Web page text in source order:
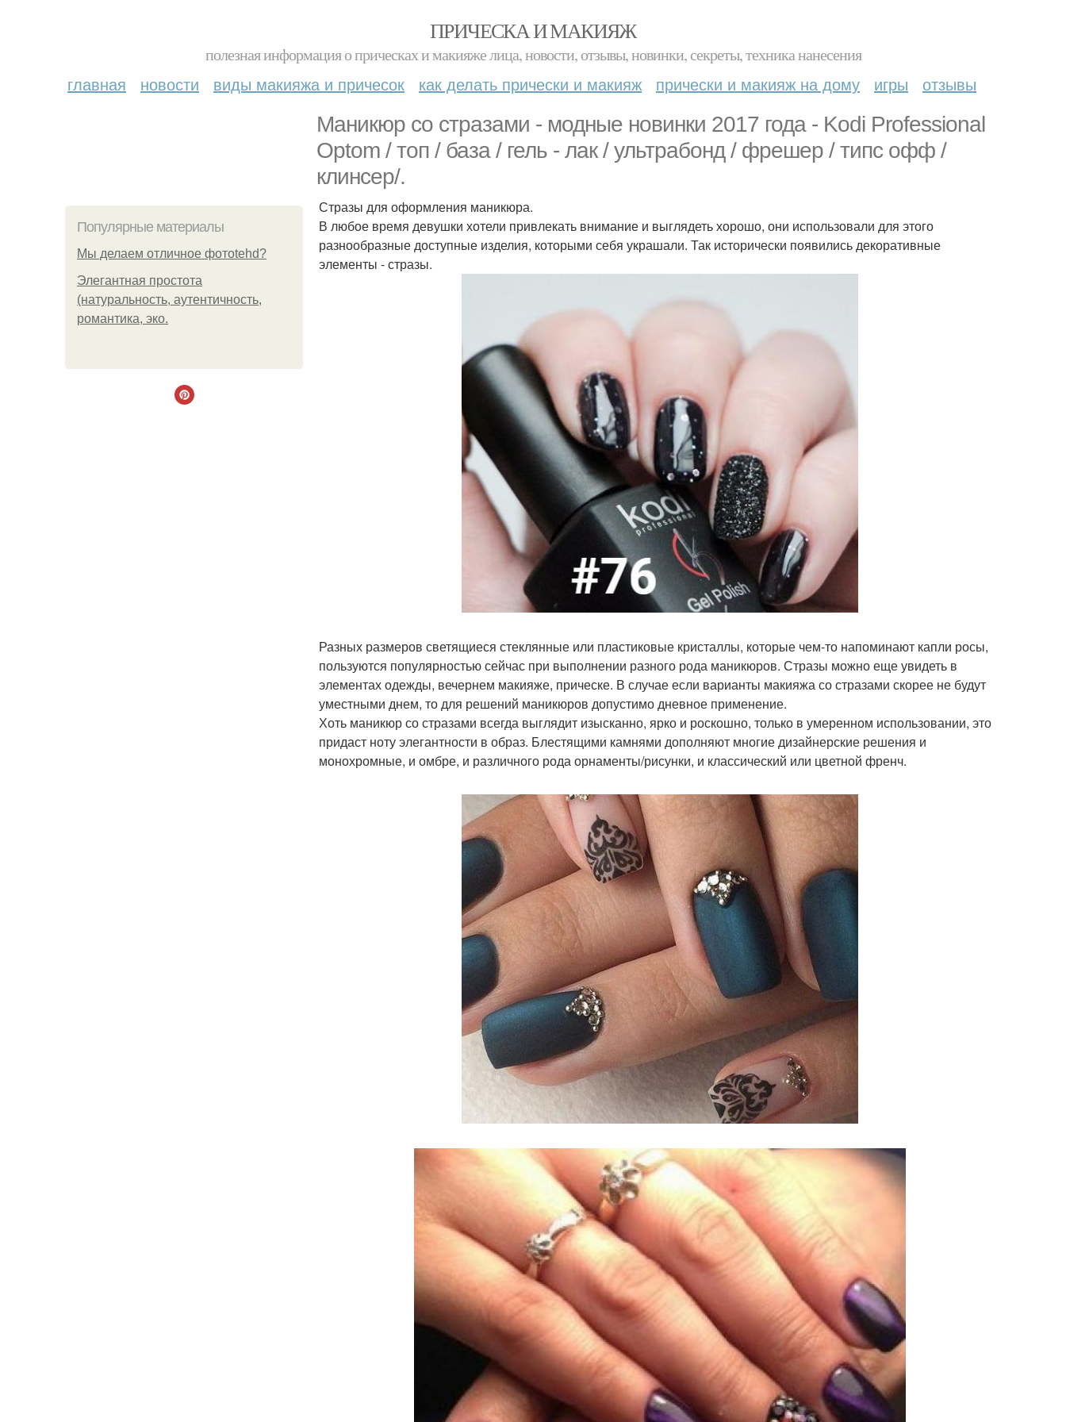
ПРИЧЕСКА И МАКИЯЖ
полезная информация о прическах и макияже лица, новости, отзывы, новинки, секреты, техника нанесения
главная новости виды макияжа и причесок как делать прически и макияж прически и макияж на дому игры отзывы
Маникюр со стразами - модные новинки 2017 года - Kodi Professional
Optom / топ / база / гель - лак / ультрабонд / фрешер / типс офф /
клинсер/.
Популярные материалы
Мы делаем отличное фотоtehd?
Элегантная простота
(натуральность, аутентичность,
романтика, эко.
Стразы для оформления маникюра.
В любое время девушки хотели привлекать внимание и выглядеть хорошо, они использовали для этого
разнообразные доступные изделия, которыми себя украшали. Так исторически появились декоративные
элементы - стразы.
Разных размеров светящиеся стеклянные или пластиковые кристаллы, которые чем-то напоминают капли росы,
пользуются популярностью сейчас при выполнении разного рода маникюров. Стразы можно еще увидеть в
элементах одежды, вечернем макияже, прическе. В случае если варианты макияжа со стразами скорее не будут
уместными днем, то для решений маникюров допустимо дневное применение.
Хоть маникюр со стразами всегда выглядит изысканно, ярко и роскошно, только в умеренном использовании, это
придаст ноту элегантности в образ. Блестящими камнями дополняют многие дизайнерские решения и
монохромные, и омбре, и различного рода орнаменты/рисунки, и классический или цветной френч.